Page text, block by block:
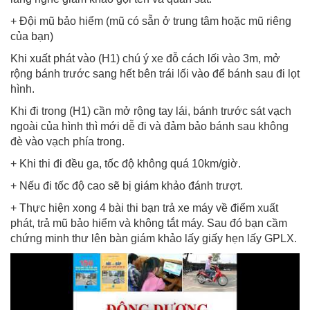
+ Đội mũ bảo hiểm (mũ có sẵn ở trung tâm hoặc mũ riêng
của bạn)
Khi xuất phát vào (H1) chú ý xe đỗ cách lối vào 3m, mở
rộng bánh trước sang hết bên trái lối vào để bánh sau đi lọt
hình.
Khi đi trong (H1) cần mở rộng tay lái, bánh trước sát vạch
ngoài của hình thì mới dễ đi và đảm bảo bánh sau không
đè vào vạch phía trong.
+ Khi thi đi đều ga, tốc độ không quá 10km/giờ.
+ Nếu đi tốc độ cao sẽ bị giám khảo đánh trượt.
+ Thực hiện xong 4 bài thi bạn trả xe máy về điểm xuất
phát, trả mũ bảo hiểm và không tắt máy. Sau đó bạn cầm
chứng minh thư lên bàn giám khảo lấy giấy hẹn lấy GPLX.